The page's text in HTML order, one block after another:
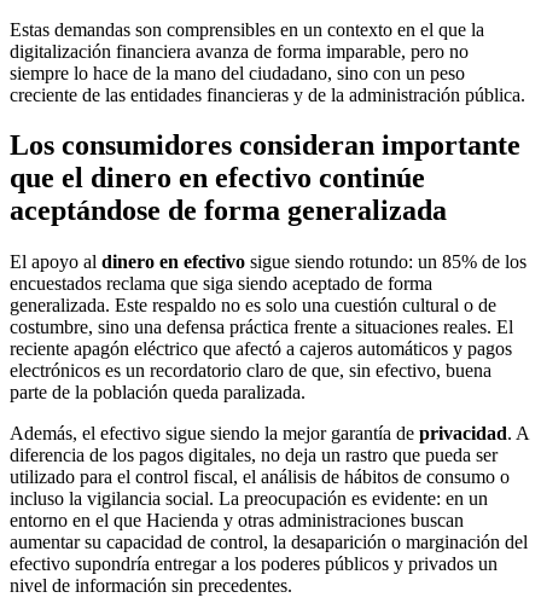
Estas demandas son comprensibles en un contexto en el que la
digitalización financiera avanza de forma imparable, pero no
siempre lo hace de la mano del ciudadano, sino con un peso
creciente de las entidades financieras y de la administración pública.
Los consumidores consideran importante
que el dinero en efectivo continúe
aceptándose de forma generalizada
El apoyo al dinero en efectivo sigue siendo rotundo: un 85% de los
encuestados reclama que siga siendo aceptado de forma
generalizada. Este respaldo no es solo una cuestión cultural o de
costumbre, sino una defensa práctica frente a situaciones reales. El
reciente apagón eléctrico que afectó a cajeros automáticos y pagos
electrónicos es un recordatorio claro de que, sin efectivo, buena
parte de la población queda paralizada.
Además, el efectivo sigue siendo la mejor garantía de privacidad. A
diferencia de los pagos digitales, no deja un rastro que pueda ser
utilizado para el control fiscal, el análisis de hábitos de consumo o
incluso la vigilancia social. La preocupación es evidente: en un
entorno en el que Hacienda y otras administraciones buscan
aumentar su capacidad de control, la desaparición o marginación del
efectivo supondría entregar a los poderes públicos y privados un
nivel de información sin precedentes.